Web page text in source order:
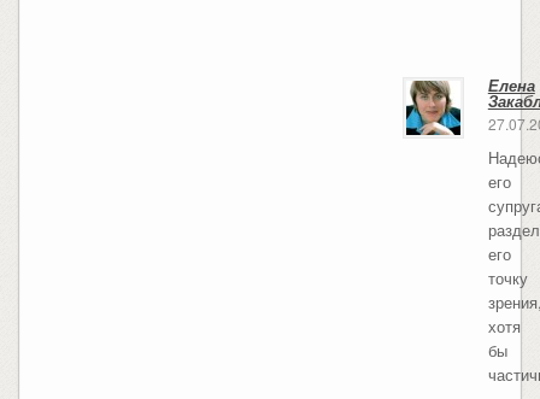
Елена
его
его
точку
хотя
бы